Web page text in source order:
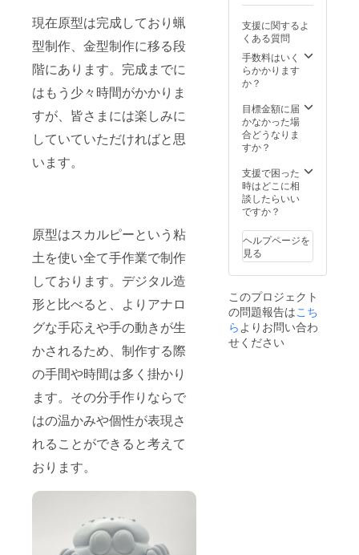
現在原型は完成しており蝋
型制作、金型制作に移る段
階にあります。完成までに
はもう少々時間がかかりま
すが、皆さまには楽しみに
していていただければと思
います。
原型はスカルピーという粘
土を使い全て手作業で制作
しております。デジタル造
形と比べると、よりアナロ
グな手応えや手の動きが生
かされるため、制作する際
の手間や時間は多く掛かり
ます。その分手作りならで
はの温かみや個性が表現さ
れることができると考えて
おります。
支援に関するよ
くある質問
手数料はいく
らかかります
か？
目標金額に届
かなかった場
合どうなりま
すか？
支援で困った
時はどこに相
談したらいい
ですか？
ヘルプページを
見る
このプロジェクト
の問題報告はこち
ら よりお問い合わ
せください